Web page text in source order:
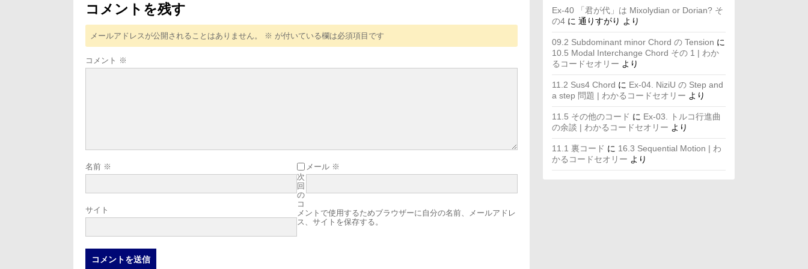
ン
コメントを残す
メールアドレスが公開されることはありません。 ※ が付いている欄は必須項目です
コメント ※
名前 ※ メール ※
サイト
次
回
の
コ
メントで使用するためブラウザーに自分の名前、メールアドレ
ス、サイトを保存する。
Ex-40 「君が代」は Mixolydian or Dorian? そ
の4 に 通りすがり より
09.2 Subdominant minor Chord の Tension に
10.5 Modal Interchange Chord その 1 | わか
るコードセオリー より
11.2 Sus4 Chord に Ex-04. NiziU の Step and
a step 問題 | わかるコードセオリー より
11.5 その他のコード に Ex-03. トルコ行進曲
の余談 | わかるコードセオリー より
11.1 裏コード に 16.3 Sequential Motion | わ
かるコードセオリー より